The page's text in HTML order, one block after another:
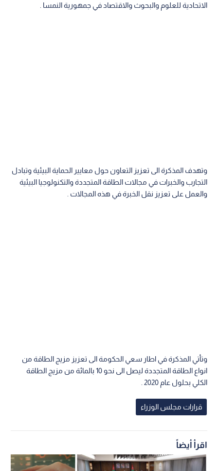
الاتحادية للعلوم والبحوث والاقتصاد في جمهورية النمسا .
وتهدف المذكرة الى تعزيز التعاون حول معايير الحماية البيئية وتبادل
التجارب والخبرات في مجالات الطاقة المتجددة والتكنولوجيا البيئية
والعمل على تعزيز نقل الخبرة في هذه المجالات .
وتأتي المذكرة في اطار سعي الحكومة الى تعزيز مزيج الطاقة من
انواع الطاقة المتجددة ليصل الى نحو 10 بالمائة من مزيج الطاقة
الكلي بحلول عام 2020 .
قرارات مجلس الوزراء
اقرأ أيضاً